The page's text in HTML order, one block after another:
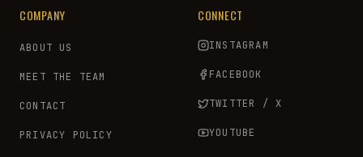
COMPANY
ABOUT US
MEET THE TEAM
CONTACT
PRIVACY POLICY
CONNECT
INSTAGRAM
FACEBOOK
TWITTER / X
YOUTUBE